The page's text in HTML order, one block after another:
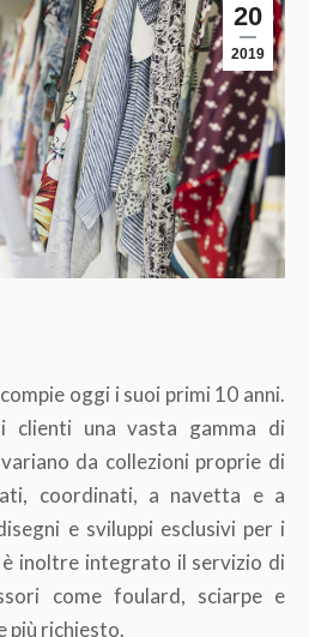
20
2019
oggi i suoi primi 10 anni.
clienti una vasta gamma di
da collezioni proprie di
coordinati, a navetta e a
e sviluppi esclusivi per i
inoltre integrato il servizio di
come foulard, sciarpe e
più richiesto.